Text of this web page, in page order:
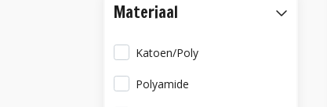
Materiaal
Katoen/Poly
Polyamide